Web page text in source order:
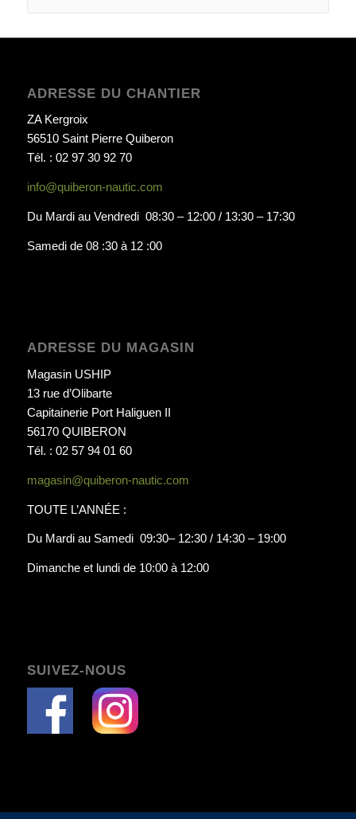
ADRESSE DU CHANTIER
ZA Kergroix
56510 Saint Pierre Quiberon
Tél. : 02 97 30 92 70
info@quiberon-nautic.com
Du Mardi au Vendredi 08:30 – 12:00 / 13:30 – 17:30
Samedi de 08 :30 à 12 :00
ADRESSE DU MAGASIN
Magasin USHIP
13 rue d’Olibarte
Capitainerie Port Haliguen II
56170 QUIBERON
Tél. : 02 57 94 01 60
magasin@quiberon-nautic.com
TOUTE L’ANNÉE :
Du Mardi au Samedi 09:30– 12:30 / 14:30 – 19:00
Dimanche et lundi de 10:00 à 12:00
SUIVEZ-NOUS